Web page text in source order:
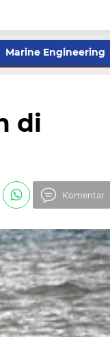
Marine Engineering
di
Komentar